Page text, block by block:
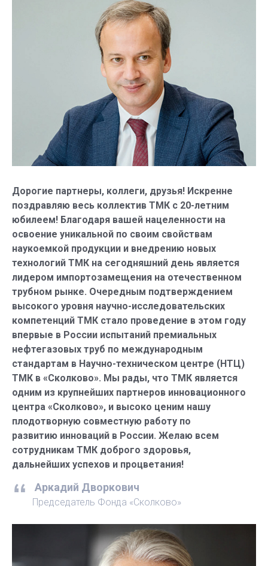
Дорогие партнеры, коллеги, друзья! Искренне
поздравляю весь коллектив ТМК с 20-летним
юбилеем! Благодаря вашей нацеленности на
освоение уникальной по своим свойствам
наукоемкой продукции и внедрению новых
технологий ТМК на сегодняшний день является
лидером импортозамещения на отечественном
трубном рынке. Очередным подтверждением
высокого уровня научно-исследовательских
компетенций ТМК стало проведение в этом году
впервые в России испытаний премиальных
нефтегазовых труб по международным
стандартам в Научно-техническом центре (НТЦ)
ТМК в «Сколково». Мы рады, что ТМК является
одним из крупнейших партнеров инновационного
центра «Сколково», и высоко ценим нашу
плодотворную совместную работу по
развитию инноваций в России. Желаю всем
сотрудникам ТМК доброго здоровья,
дальнейших успехов и процветания!
Аркадий Дворкович
Председатель Фонда «Сколково»